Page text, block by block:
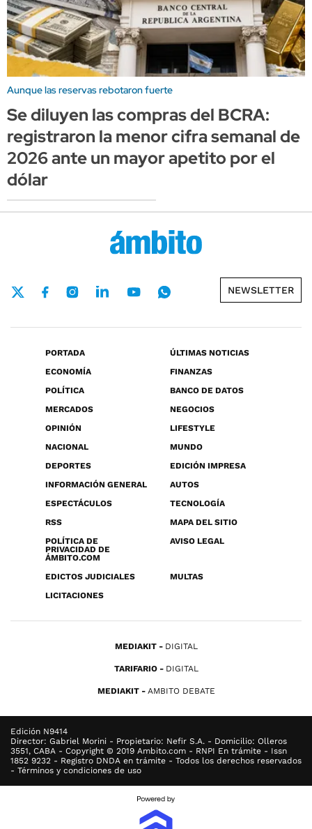
Aunque las reservas rebotaron fuerte
Se diluyen las compras del BCRA:
registraron la menor cifra semanal de
2026 ante un mayor apetito por el
dólar
NEWSLETTER
PORTADA
ÚLTIMAS NOTICIAS
ECONOMÍA
FINANZAS
POLÍTICA
BANCO DE DATOS
MERCADOS
NEGOCIOS
OPINIÓN
LIFESTYLE
NACIONAL
MUNDO
DEPORTES
EDICIÓN IMPRESA
INFORMACIÓN GENERAL
AUTOS
ESPECTÁCULOS
TECNOLOGÍA
RSS
MAPA DEL SITIO
POLÍTICA DE
PRIVACIDAD DE
ÁMBITO.COM
AVISO LEGAL
EDICTOS JUDICIALES
MULTAS
LICITACIONES
MEDIAKIT DIGITAL
TARIFARIO DIGITAL
MEDIAKIT AMBITO DEBATE
Edición N9414
Director: Gabriel Morini - Propietario: Nefir S.A. - Domicilio: Olleros
3551, CABA - Copyright © 2019 Ambito.com - RNPI En trámite - Issn
1852 9232 - Registro DNDA en trámite - Todos los derechos reservados
- Términos y condiciones de uso